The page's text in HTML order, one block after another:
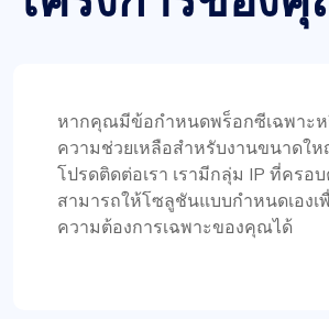
โอลิเวอร์ ลี
ความประทับใจเชิงบวก
หากคุณมีข้อกำหนดพร็อกซีเฉพาะห
ความช่วยเหลือสำหรับงานขนาดใ
โปรดติดต่อเรา เรามีกลุ่ม IP ที่ครอ
สามารถให้โซลูชันแบบกำหนดเองเ
ความต้องการเฉพาะของคุณได้